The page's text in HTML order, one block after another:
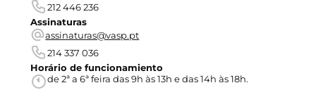
212 446 236
Assinaturas
assinaturas@vasp.pt
214 337 036
Horário de funcionamiento
de 2ª a 6ª feira das 9h às 13h e das 14h às 18h.